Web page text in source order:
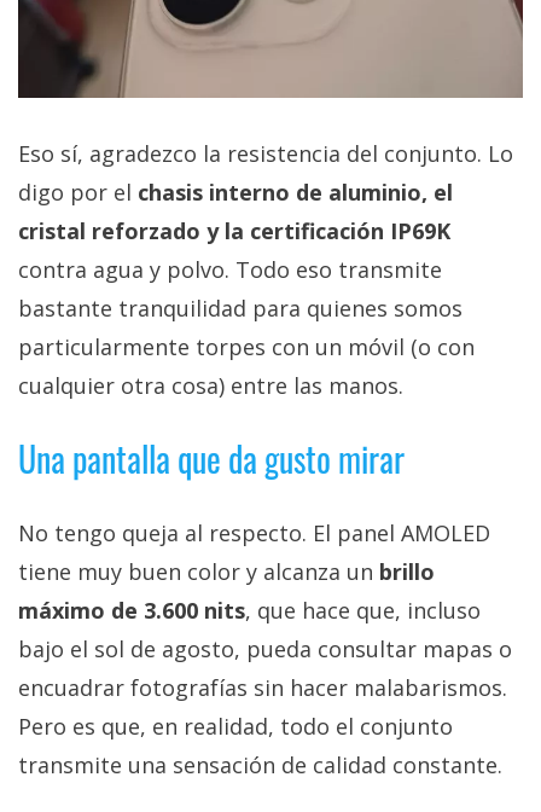
Eso sí, agradezco la resistencia del conjunto. Lo
digo por el chasis interno de aluminio, el
cristal reforzado y la certificación IP69K
contra agua y polvo. Todo eso transmite
bastante tranquilidad para quienes somos
particularmente torpes con un móvil (o con
cualquier otra cosa) entre las manos.
Una pantalla que da gusto mirar
No tengo queja al respecto. El panel AMOLED
tiene muy buen color y alcanza un brillo
máximo de 3.600 nits, que hace que, incluso
bajo el sol de agosto, pueda consultar mapas o
encuadrar fotografías sin hacer malabarismos.
Pero es que, en realidad, todo el conjunto
transmite una sensación de calidad constante.